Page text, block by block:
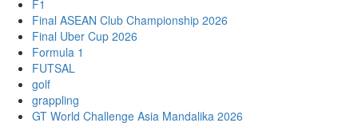
F1
Final ASEAN Club Championship 2026
Final Uber Cup 2026
Formula 1
FUTSAL
golf
grappling
GT World Challenge Asia Mandalika 2026